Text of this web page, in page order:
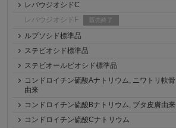
レバウジオシドC
レバウジオシドF
販売終了
ルブソシド標準品
ステビオシド標準品
ステビオールビオシド標準品
コンドロイチン硫酸Aナトリウム, ニワトリ軟骨
由来
コンドロイチン硫酸Bナトリウム, ブタ皮膚由来
コンドロイチン硫酸Cナトリウム